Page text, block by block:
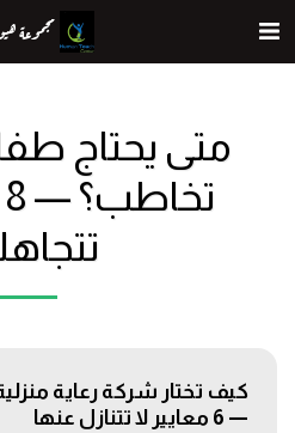
مجموعة
متى يحتاج
كيف تختار شركة رعاية
— 6 معايير لا تتنازل عنها